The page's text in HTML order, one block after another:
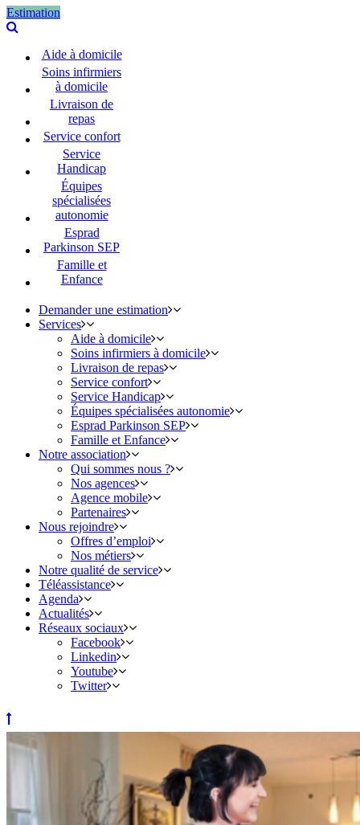
Estimation
Aide à domicile
Soins infirmiers
à domicile
Livraison de
repas
Service confort
Service
Handicap
Équipes
spécialisées
autonomie
Esprad
Parkinson SEP
Famille et
Enfance
Demander une estimation
Services
Aide à domicile
Soins infirmiers à domicile
Livraison de repas
Service confort
Service Handicap
Équipes spécialisées autonomie
Esprad Parkinson SEP
Famille et Enfance
Notre association
Qui sommes nous ?
Nos agences
Agence mobile
Partenaires
Nous rejoindre
Offres d’emploi
Nos métiers
Notre qualité de service
Téléassistance
Agenda
Actualités
Réseaux sociaux
Facebook
Linkedin
Youtube
Twitter